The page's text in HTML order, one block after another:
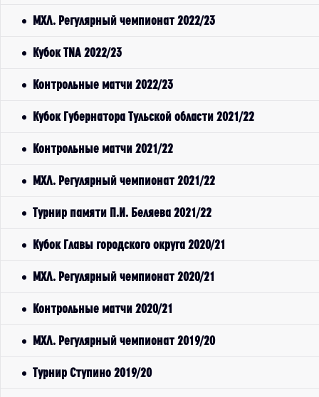
МХЛ. Регулярный чемпионат 2022/23
Кубок TNA 2022/23
Контрольные матчи 2022/23
Кубок Губернатора Тульской области 2021/22
Контрольные матчи 2021/22
МХЛ. Регулярный чемпионат 2021/22
Турнир памяти П.И. Беляева 2021/22
Кубок Главы городского округа 2020/21
МХЛ. Регулярный чемпионат 2020/21
Контрольные матчи 2020/21
МХЛ. Регулярный чемпионат 2019/20
Турнир Ступино 2019/20